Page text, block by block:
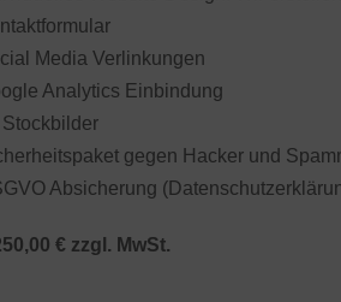
Media Verlinkungen
Analytics Einbindung
Stockbilder
gegen Hacker und
Absicherung
€ zzgl. MwSt.